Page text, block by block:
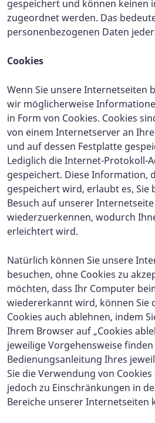
gespeichert und können keinen
zugeordnet werden. Das
personenbezogenen Daten
Cookies
Wenn Sie unsere Internetseiten
wir möglicherweise
in Form von Cookies. Cookies
von einem Internetserver an
und auf dessen Festplatte
Lediglich die Internet-Protokoll-
gespeichert. Diese Information,
gespeichert wird, erlaubt es, Sie
Besuch auf unserer
wiederzuerkennen, wodurch
erleichtert wird.
Natürlich können Sie unsere
besuchen, ohne Cookies zu
möchten, dass Ihr Computer
wiedererkannt wird, können Sie
Cookies auch ablehnen, indem
Ihrem Browser auf „Cookies
jeweilige Vorgehensweise
Bedienungsanleitung Ihres
Sie die Verwendung von
jedoch zu Einschränkungen in
Bereiche unserer Internetseiten